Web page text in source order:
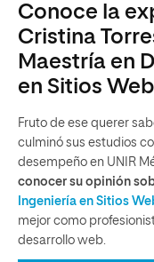
Conoce la
Cristina
Maestría en
en Sitios Web
Fruto de ese querer
culminó sus estudios
desempeño en UNIR
conocer su opinión
Ingeniería en Sitios
mejor como
desarrollo web.